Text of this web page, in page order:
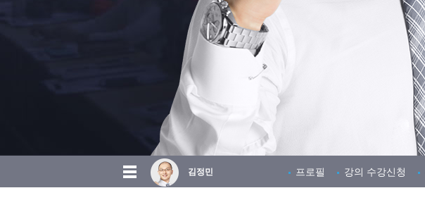
김정민 프로필 강의 수강신청